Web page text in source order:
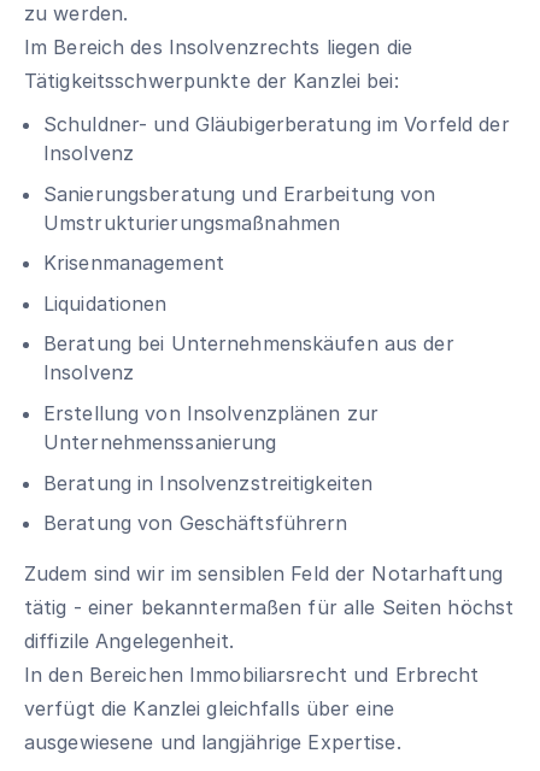
zu werden.
Im Bereich des Insolvenzrechts liegen die
Tätigkeitsschwerpunkte der Kanzlei bei:
Schuldner- und Gläubigerberatung im Vorfeld der
Insolvenz
Sanierungsberatung und Erarbeitung von
Umstrukturierungsmaßnahmen
Krisenmanagement
Liquidationen
Beratung bei Unternehmenskäufen aus der
Insolvenz
Erstellung von Insolvenzplänen zur
Unternehmenssanierung
Beratung in Insolvenzstreitigkeiten
Beratung von Geschäftsführern
Zudem sind wir im sensiblen Feld der Notarhaftung
tätig - einer bekanntermaßen für alle Seiten höchst
diffizile Angelegenheit.
In den Bereichen Immobiliarsrecht und Erbrecht
verfügt die Kanzlei gleichfalls über eine
ausgewiesene und langjährige Expertise.